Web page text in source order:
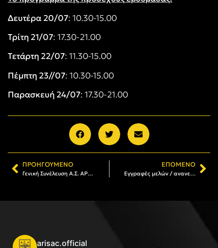
Δευτέρα 20/07: 10.30-15.00
Τρίτη 21/07: 17.30-21.00
Τετάρτη 22/07: 11.30-15.00
Πέμπτη 23//07: 10.30-15.00
Παρασκευή 24/07: 17.30-21.00
ΠΡΟΗΓΟΎΜΕΝΟ
Γενική Συνέλευση Α.Σ. ΑΡΗΣ: Θα είμαστε όλοι εκεί! (VIDEO)
ΕΠΌΜΕΝΟ
Εγγραφές μελών / ανανεώσεις συνδρομών και πριν από τη γενική συνέλευση του Α.Σ.
arisac.official